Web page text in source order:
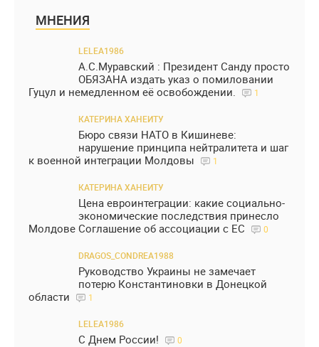
МНЕНИЯ
LELEA1986
А.С.Муравский : Президент Санду просто
ОБЯЗАНА издать указ о помиловании
Гуцул и немедленном её освобождении.
1
КАТЕРИНА ХАНЕИТУ
Бюро связи НАТО в Кишиневе:
нарушение принципа нейтралитета и шаг
к военной интеграции Молдовы
1
КАТЕРИНА ХАНЕИТУ
Цена евроинтеграции: какие социально-
экономические последствия принесло
Молдове Соглашение об ассоциации с ЕС
0
DRAGOS_CONDREA1988
Руководство Украины не замечает
потерю Константиновки в Донецкой
области
1
LELEA1986
С Днем России! 0